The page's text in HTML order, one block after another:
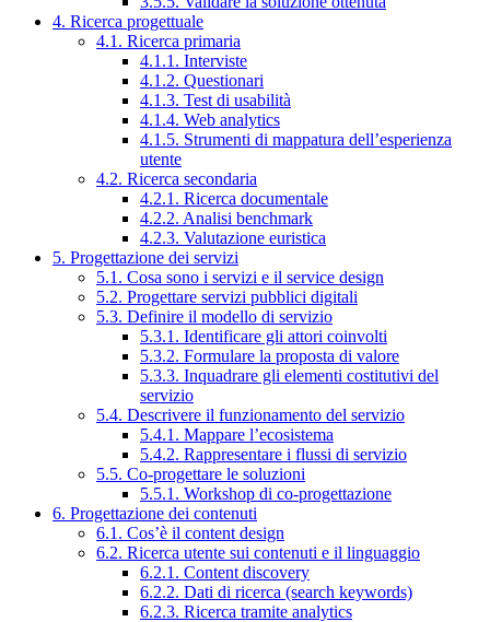
4. Ricerca progettuale
4.1. Ricerca primaria
4.1.1. Interviste
4.1.2. Questionari
4.1.3. Test di usabilità
4.1.4. Web analytics
4.1.5. Strumenti di mappatura dell’esperienza
utente
4.2. Ricerca secondaria
4.2.1. Ricerca documentale
4.2.2. Analisi benchmark
4.2.3. Valutazione euristica
5. Progettazione dei servizi
5.1. Cosa sono i servizi e il service design
5.2. Progettare servizi pubblici digitali
5.3. Definire il modello di servizio
5.3.1. Identificare gli attori coinvolti
5.3.2. Formulare la proposta di valore
5.3.3. Inquadrare gli elementi costitutivi del
servizio
5.4. Descrivere il funzionamento del servizio
5.4.1. Mappare l’ecosistema
5.4.2. Rappresentare i flussi di servizio
5.5. Co-progettare le soluzioni
5.5.1. Workshop di co-progettazione
6. Progettazione dei contenuti
6.1. Cos’è il content design
6.2. Ricerca utente sui contenuti e il linguaggio
6.2.1. Content discovery
6.2.2. Dati di ricerca (search keywords)
6.2.3. Ricerca tramite analytics